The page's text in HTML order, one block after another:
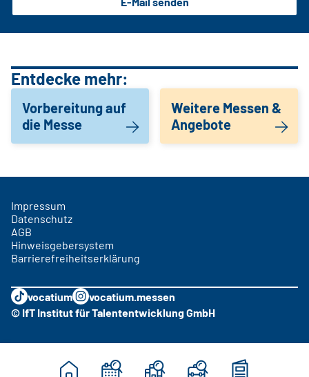
Entdecke mehr:
Vorbereitung auf
die Messe
Weitere Messen &
Angebote
Impressum
Datenschutz
AGB
Hinweisgebersystem
Barrierefreiheitserklärung
vocatium
vocatium.messen
© IfT Institut für Talententwicklung GmbH